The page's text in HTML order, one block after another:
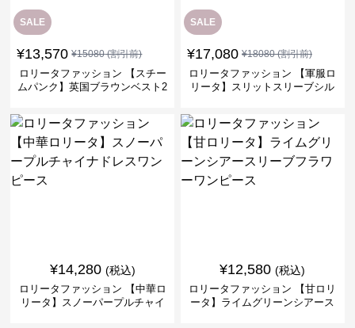
SALE
¥13,570 ¥15080(割引前)
ロリータファッション 【スチー
ムパンク】英国ブラウンベスト2
SALE
¥17,080 ¥18080(割引前)
ロリータファッション 【軍服ロ
リータ】スリットスリーブシル
¥14,280 (税込)
ロリータファッション 【中華ロ
リータ】スノーパープルチャイ
¥12,580 (税込)
ロリータファッション 【甘ロリ
ータ】ライムグリーンシアース